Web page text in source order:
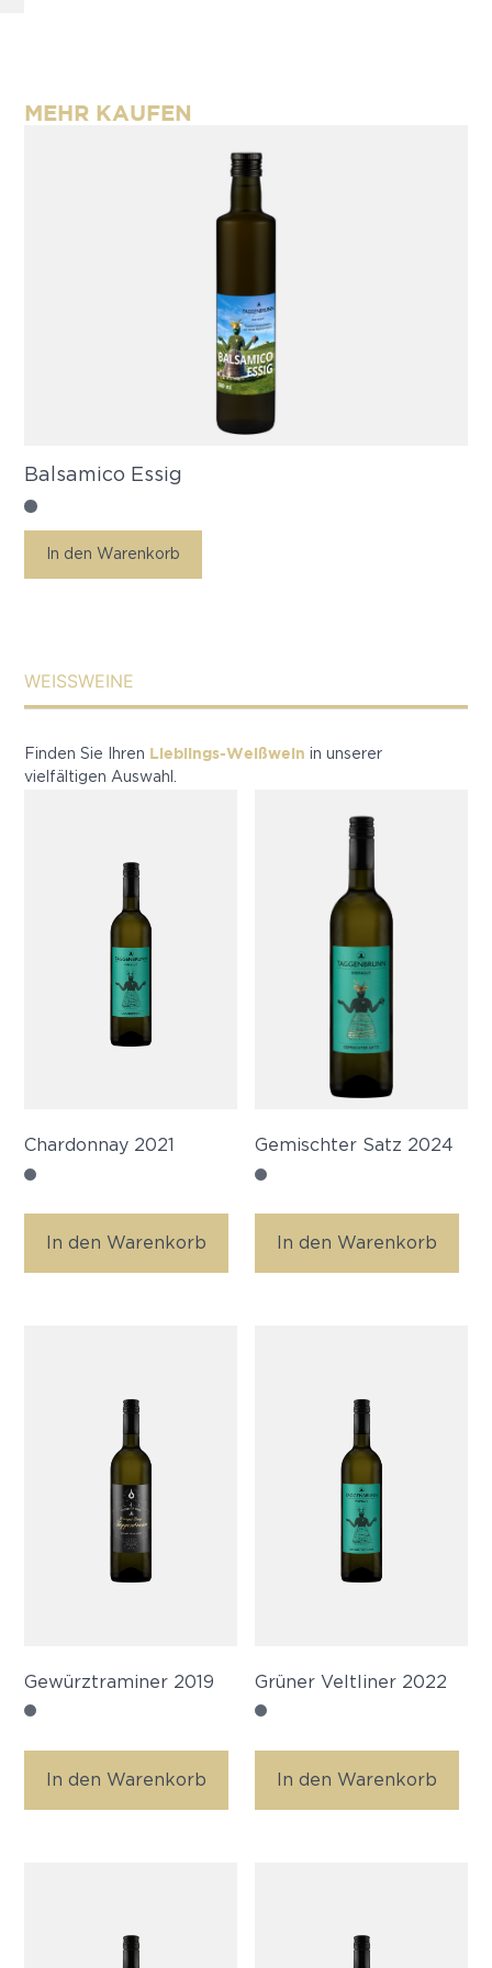
MEHR KAUFEN
Balsamico Essig
In den Warenkorb
WEISSWEINE
Finden Sie Ihren Lieblings-Weißwein in unserer
vielfältigen Auswahl.
Chardonnay 2021
In den Warenkorb
Gemischter Satz 2024
In den Warenkorb
Gewürztraminer 2019
In den Warenkorb
Grüner Veltliner 2022
In den Warenkorb